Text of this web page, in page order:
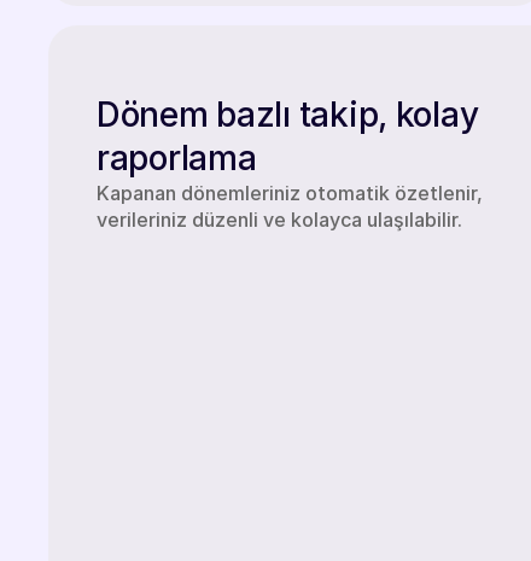
Dönem bazlı takip, kolay
raporlama
Kapanan dönemleriniz otomatik özetlenir,
verileriniz düzenli ve kolayca ulaşılabilir.